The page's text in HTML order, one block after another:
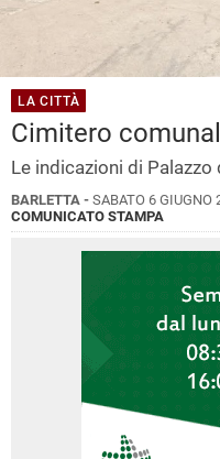
LA CITTÀ
Cimitero
Le indicazioni di Palazzo
BARLETTA - SABATO 6 GIUGNO
COMUNICATO STAMPA